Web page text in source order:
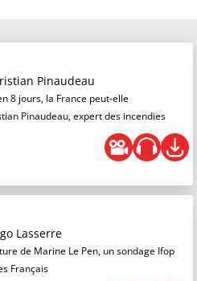
Pinaudeau
8 jours, la France peut-elle
Pinaudeau, expert des incendies
Lasserre
de Marine Le Pen, un sondage Ifop
Français